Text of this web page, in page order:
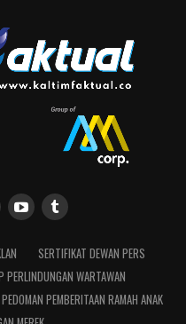
SERTIFIKAT DEWAN PERS
PERLINDUNGAN WARTAWAN
PEDOMAN PEMBERITAAN RAMAH ANAK